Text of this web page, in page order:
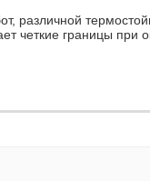
различной
четкие границы при